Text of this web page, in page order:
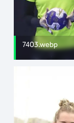
7403.webp